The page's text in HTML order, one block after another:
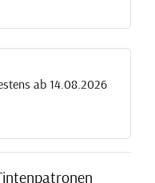
ab 14.08.2026